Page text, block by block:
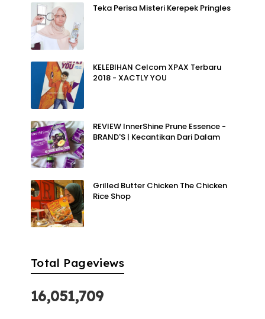
Teka Perisa Misteri Kerepek Pringles
KELEBIHAN Celcom XPAX Terbaru
2018 - XACTLY YOU
REVIEW InnerShine Prune Essence -
BRAND'S | Kecantikan Dari Dalam
Grilled Butter Chicken The Chicken
Rice Shop
Total Pageviews
16,051,709